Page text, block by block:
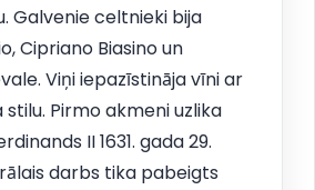
Galvenie celtnieki bija
Cipriano Biasino un
Viņi iepazīstināja vīni ar
Pirmo akmeni uzlika
II 1631. gada 29.
darbs tika pabeigts